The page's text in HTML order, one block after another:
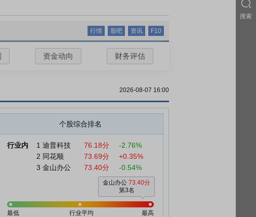
行情 股吧 资讯 F10
资金动向 财务评估
2026-08-07 16:00
个股综合排名
行业内 1 迪普科技 76.18分
-2.76%
2 同花顺 73.69分
+0.35%
3 金山办公 73.40分 -0.54%
金山办公 73.40分
第3名
最低
行业平均
最高
搜索